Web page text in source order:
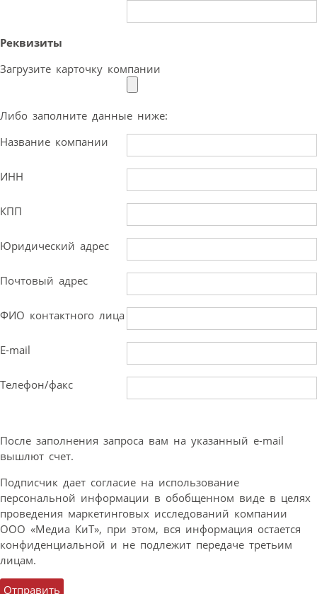
Реквизиты
Загрузите карточку компании
Либо заполните данные ниже:
Название компании
ИНН
КПП
Юридический адрес
Почтовый адрес
ФИО контактного лица
E-mail
Телефон/факс
После заполнения запроса вам на указанный e-mail
вышлют счет.
Подписчик дает согласие на использование
персональной информации в обобщенном виде в целях
проведения маркетинговых исследований компании
ООО «Медиа КиТ», при этом, вся информация остается
конфиденциальной и не подлежит передаче третьим
лицам.